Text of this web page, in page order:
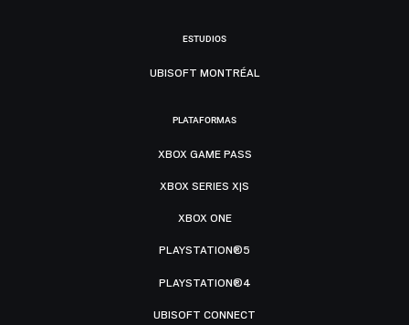
ESTUDIOS
UBISOFT MONTRÉAL
PLATAFORMAS
XBOX GAME PASS
XBOX SERIES X|S
XBOX ONE
PLAYSTATION®5
PLAYSTATION®4
UBISOFT CONNECT